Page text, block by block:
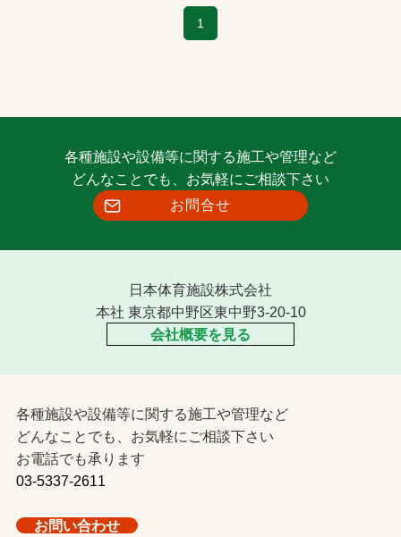
1
各種施設や設備等に関する施工や管理など
どんなことでも、お気軽にご相談下さい
お問合せ
日本体育施設株式会社
本社 東京都中野区東中野3-20-10
会社概要を見る
各種施設や設備等に関する施工や管理など
どんなことでも、お気軽にご相談下さい
お電話でも承ります
03-5337-2611
お問い合わせ